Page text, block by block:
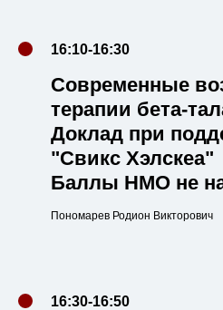
16:10-16:30
Современные
терапии бета-
Доклад при
"Свикс Хэлскеа"
Баллы НМО не
Пономарев Родион Викторович
16:30-16:50